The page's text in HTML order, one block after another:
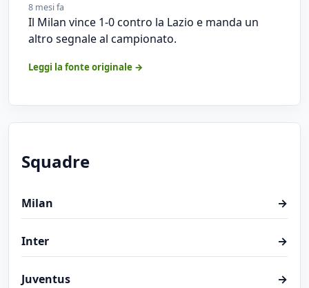
8 mesi fa
Il Milan vince 1-0 contro la Lazio e manda un
altro segnale al campionato.
Leggi la fonte originale →
Squadre
Milan →
Inter →
Juventus →